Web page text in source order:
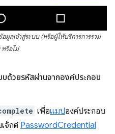
มูลเข้าสู่ระบบ (หรือผู้ให้บริการการรวม
รือไม่
บด้วยรหัสผ่านจากองค์ประกอบ
เพื่อแมปองค์ประกอบ
จ็กต์PasswordCredential